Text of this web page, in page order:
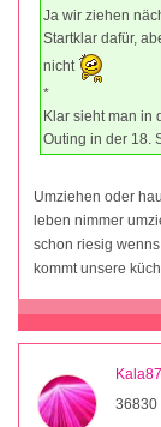
Ja wir ziehen
Startklar dafür,
nicht
*
Klar sieht man in
Outing in der 18.
Umziehen oder
leben nimmer
schon riesig
kommt unsere
Kala87
36830